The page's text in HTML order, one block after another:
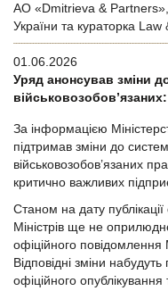
АО «Dmitrieva & Partners»,
України та кураторка
01.06.2026
Уряд анонсував зміни
За інформацією
підтримав зміни до
військовозобов’язаних
критично важливих
Станом на дату
Міністрів ще не
офіційного повідомлення
Відповідні зміни
офіційного